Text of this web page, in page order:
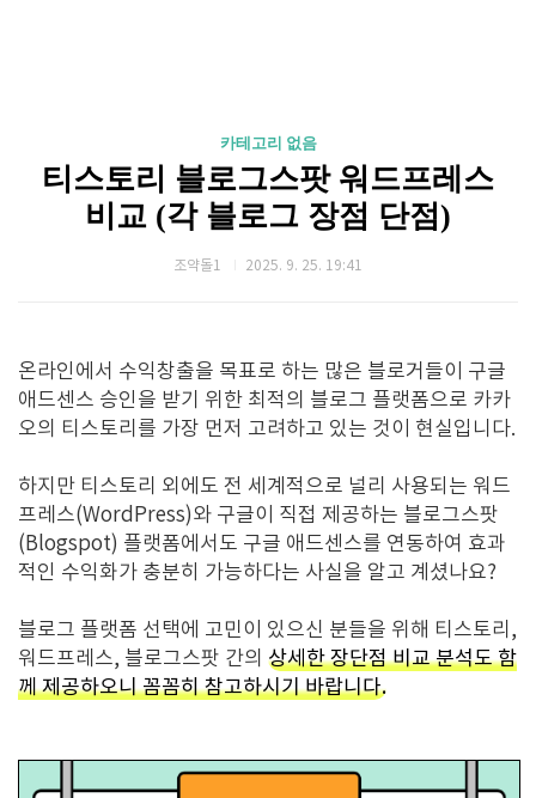
카테고리 없음
티스토리 블로그스팟 워드프레스
비교 (각 블로그 장점 단점)
조약돌1 2025. 9. 25. 19:41
온라인에서 수익창출을 목표로 하는 많은 블로거들이 구글
애드센스 승인을 받기 위한 최적의 블로그 플랫폼으로 카카
오의 티스토리를 가장 먼저 고려하고 있는 것이 현실입니다.
하지만 티스토리 외에도 전 세계적으로 널리 사용되는 워드
프레스(WordPress)와 구글이 직접 제공하는 블로그스팟
(Blogspot) 플랫폼에서도 구글 애드센스를 연동하여 효과
적인 수익화가 충분히 가능하다는 사실을 알고 계셨나요?
블로그 플랫폼 선택에 고민이 있으신 분들을 위해 티스토리,
워드프레스, 블로그스팟 간의 상세한 장단점 비교 분석도 함
께 제공하오니 꼼꼼히 참고하시기 바랍니다.